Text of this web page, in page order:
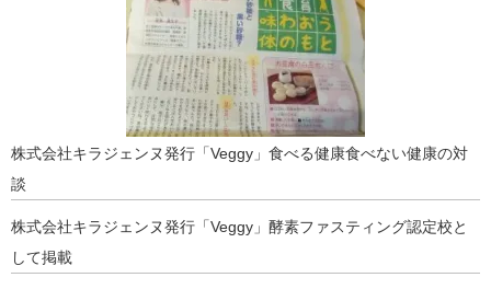
株式会社キラジェンヌ発行「Veggy」食べる健康食べない健康の対
談
株式会社キラジェンヌ発行「Veggy」酵素ファスティング認定校と
して掲載